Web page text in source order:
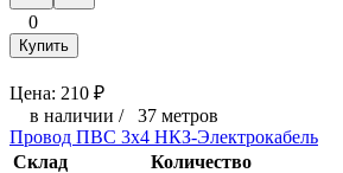
0
Купить
Цена: 210 ₽
в наличии / 37 метров
Провод ПВС 3х4 НКЗ-Электрокабель
Склад
Количество